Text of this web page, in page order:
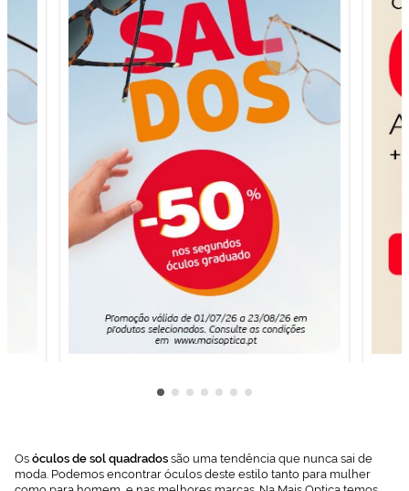
Os óculos de sol quadrados são uma tendência que nunca sai de
moda. Podemos encontrar óculos deste estilo tanto para mulher